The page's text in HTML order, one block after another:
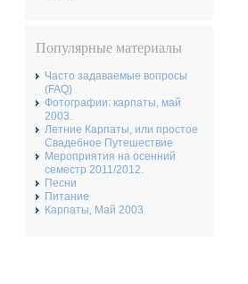
Популярные материалы
Часто задаваемые вопросы
(FAQ)
Фотографии: карпаты, май
2003.
Летние Карпаты, или простое
Свадебное Путешествие
Мероприятия на осенний
семестр 2011/2012.
Песни
Питание
Карпаты, Май 2003